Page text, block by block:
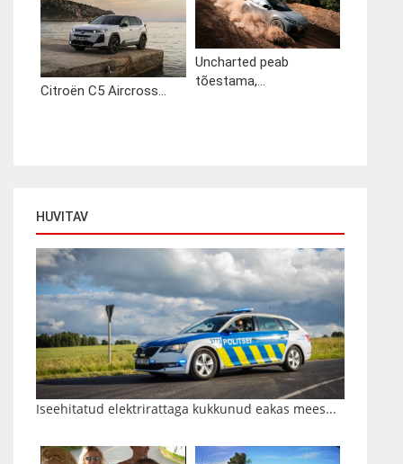
Citroën C5 Aircross...
Uncharted peab
tõestama,...
HUVITAV
Iseehitatud elektrirattaga kukkunud eakas mees...